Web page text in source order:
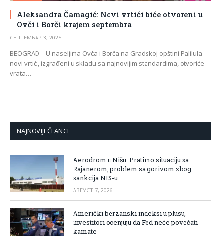
Aleksandra Čamagić: Novi vrtići biće otvoreni u
Ovči i Borči krajem septembra
СЕПТЕМБАР 3, 2025
BEOGRAD – U naseljima Ovča i Borča na Gradskoj opštini Palilula
novi vrtići, izgrađeni u skladu sa najnovijim standardima, otvoriće
vrata…
NAJNOVIJI ČLANCI
Aerodrom u Nišu: Pratimo situaciju sa
Rajanerom, problem sa gorivom zbog
sankcija NIS-u
АВГУСТ 7, 2026
Američki berzanski indeksi u plusu,
investitori ocenjuju da Fed neće povećati
kamate